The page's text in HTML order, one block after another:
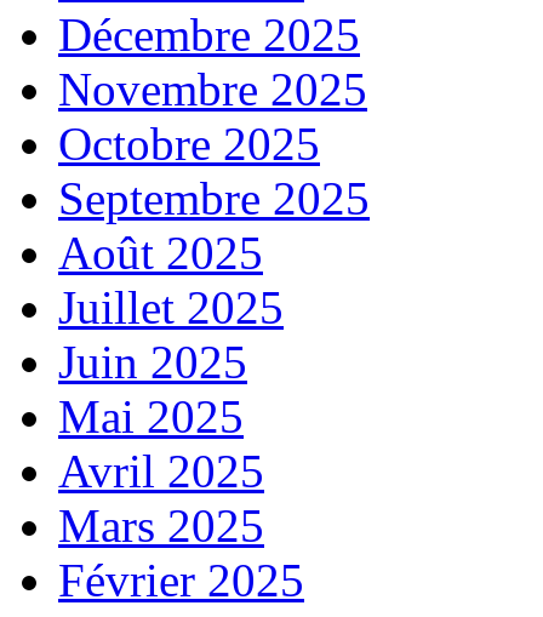
Décembre 2025
Novembre 2025
Octobre 2025
Septembre 2025
Août 2025
Juillet 2025
Juin 2025
Mai 2025
Avril 2025
Mars 2025
Février 2025